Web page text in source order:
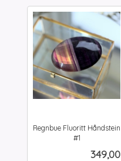
Regnbue Fluoritt Håndstein
#1
Pris
349,00